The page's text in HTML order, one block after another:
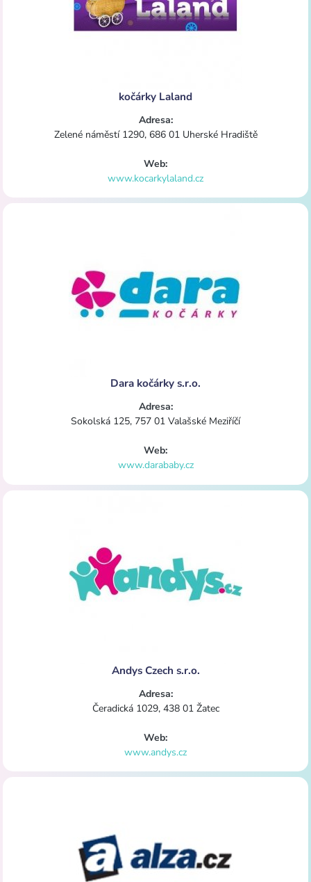
kočárky Laland
Adresa:
Zelené náměstí 1290, 686 01 Uherské Hradiště
Web:
www.kocarkylaland.cz
Dara kočárky s.r.o.
Adresa:
Sokolská 125, 757 01 Valašské Meziříčí
Web:
www.darababy.cz
Andys Czech s.r.o.
Adresa:
Čeradická 1029, 438 01 Žatec
Web:
www.andys.cz